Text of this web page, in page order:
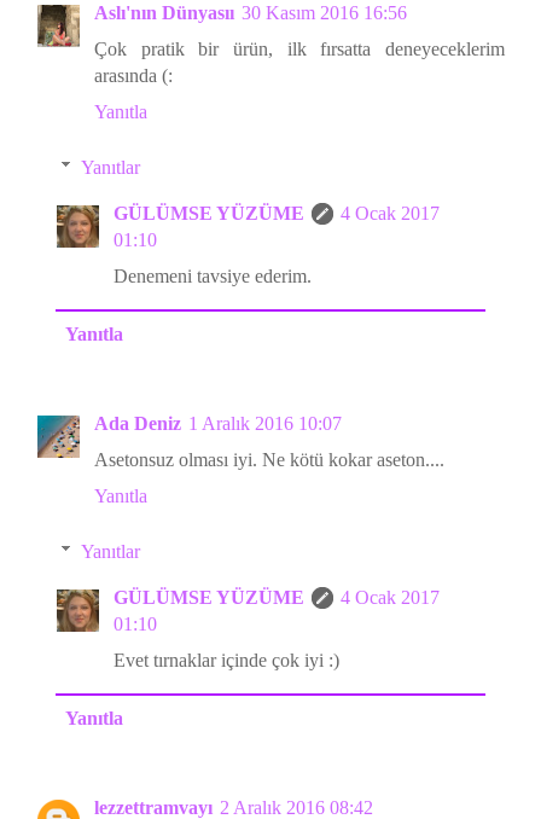
Aslı'nın Dünyasıı 30 Kasım 2016 16:56
Çok pratik bir ürün, ilk fırsatta deneyeceklerim
arasında (:
Yanıtla
Yanıtlar
GÜLÜMSE YÜZÜME
4 Ocak 2017
01:10
Denemeni tavsiye ederim.
Yanıtla
Ada Deniz 1 Aralık 2016 10:07
Asetonsuz olması iyi. Ne kötü kokar aseton....
Yanıtla
Yanıtlar
GÜLÜMSE YÜZÜME
4 Ocak 2017
01:10
Evet tırnaklar içinde çok iyi :)
Yanıtla
lezzettramvayı 2 Aralık 2016 08:42